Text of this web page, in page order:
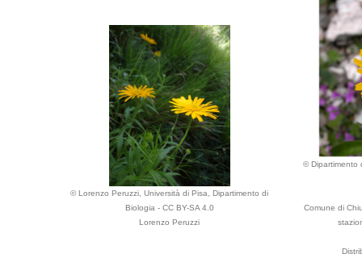
© Lorenzo Peruzzi, Università di Pisa, Dipartimento di
Biologia - CC BY-SA 4.0
Lorenzo Peruzzi
© Dipartimento
Comune di